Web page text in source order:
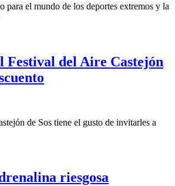
para el mundo de los deportes extremos y la
del Aire Castejón
de Sos tiene el gusto de invitarles a
riesgosa